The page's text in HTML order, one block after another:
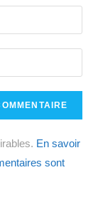
En savoir
sont